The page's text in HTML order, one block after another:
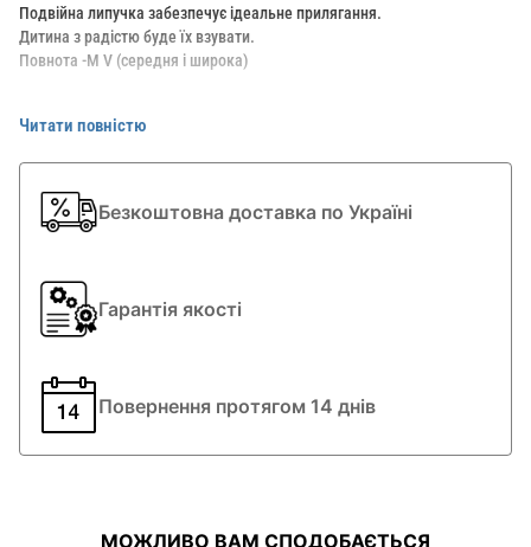
Подвійна липучка забезпечує ідеальне прилягання.
Дитина з радістю буде їх взувати.
Повнота -M V (середня і широка)
Взуття ідеально повторює анатомічна будова стопи, виготовлена ​​з
Читати повністю
Безкоштовна доставка по Україні
Гарантія якості
Повернення протягом 14 днів
МОЖЛИВО ВАМ СПОДОБАЄТЬСЯ